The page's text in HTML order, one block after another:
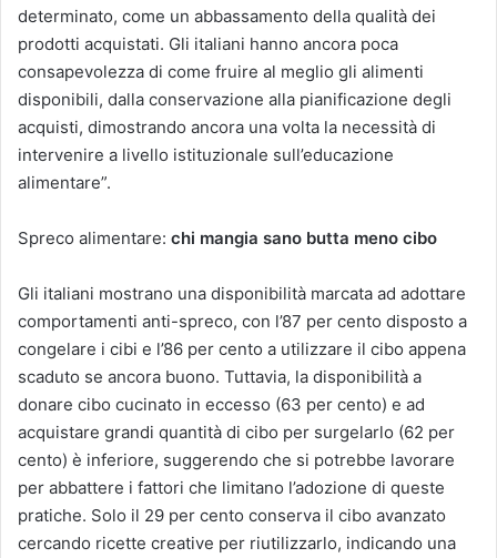
determinato, come un abbassamento della qualità dei
prodotti acquistati. Gli italiani hanno ancora poca
consapevolezza di come fruire al meglio gli alimenti
disponibili, dalla conservazione alla pianificazione degli
acquisti, dimostrando ancora una volta la necessità di
intervenire a livello istituzionale sull’educazione
alimentare”.
Spreco alimentare: chi mangia sano butta meno cibo
Gli italiani mostrano una disponibilità marcata ad adottare
comportamenti anti-spreco, con l’87 per cento disposto a
congelare i cibi e l’86 per cento a utilizzare il cibo appena
scaduto se ancora buono. Tuttavia, la disponibilità a
donare cibo cucinato in eccesso (63 per cento) e ad
acquistare grandi quantità di cibo per surgelarlo (62 per
cento) è inferiore, suggerendo che si potrebbe lavorare
per abbattere i fattori che limitano l’adozione di queste
pratiche. Solo il 29 per cento conserva il cibo avanzato
cercando ricette creative per riutilizzarlo, indicando una